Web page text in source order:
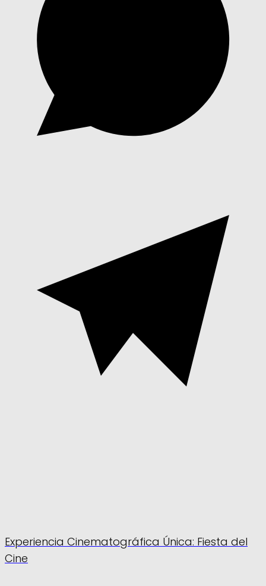
Experiencia Cinematográfica Única: Fiesta del
Cine